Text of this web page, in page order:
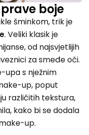
boje
šminkom, trik je
. Veliki klasik je
od najsvjetlijih
za smeđe oči.
upa s nježnim
up, poput
različitih tekstura,
kako bi se dodala
up.